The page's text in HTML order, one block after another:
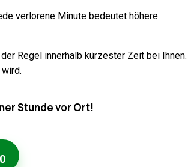
verlorene Minute bedeutet höhere
Regel innerhalb kürzester Zeit bei Ihnen.
Stunde vor Ort!